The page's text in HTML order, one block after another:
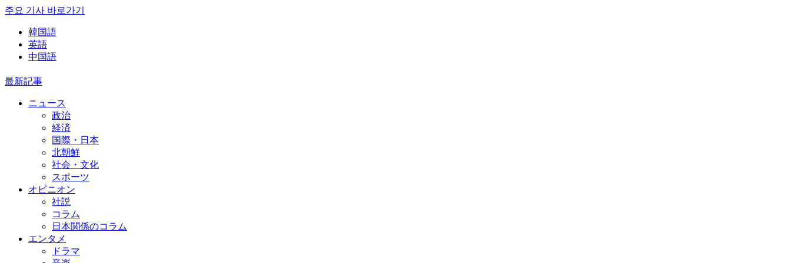
주요 기사 바로가기
韓国語
英語
中国語
最新記事
ニュース
政治
経済
国際・日本
北朝鮮
社会・文化
スポーツ
オピニオン
社説
コラム
日本関係のコラム
エンタメ
ドラマ